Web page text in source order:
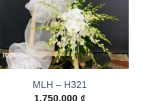
MLH – H321
1.750.000₫